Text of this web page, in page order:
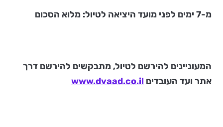
מ-7 ימים לפני מועד היציאה לטיול: מלוא הסכום
המעוניינים להירשם לטיול, מתבקשים להירשם דרך
אתר ועד העובדים www.dvaad.co.il